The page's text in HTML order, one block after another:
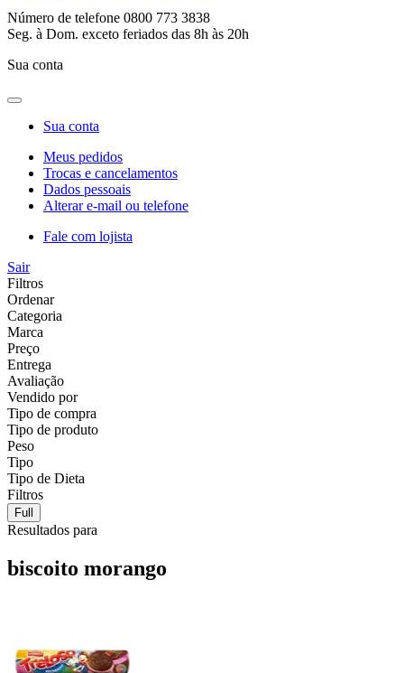
Número de telefone 0800 773 3838
Seg. à Dom. exceto feriados das 8h às 20h
Sua conta
Sua conta
Meus pedidos
Trocas e cancelamentos
Dados pessoais
Alterar e-mail ou telefone
Fale com lojista
Sair
Filtros
Ordenar
Categoria
Marca
Preço
Entrega
Avaliação
Vendido por
Tipo de compra
Tipo de produto
Peso
Tipo
Tipo de Dieta
Filtros
Full
Resultados para
biscoito morango